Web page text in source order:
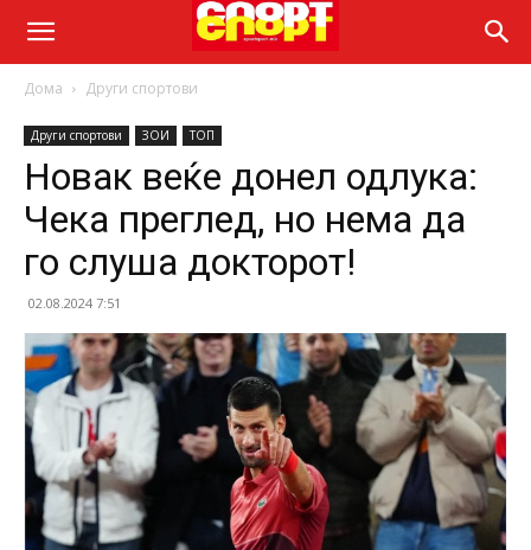
Дома Други спортови
Други спортови ЗОИ ТОП
Новак веќе донел одлука:
Чека преглед, но нема да
го слуша докторот!
02.08.2024 7:51